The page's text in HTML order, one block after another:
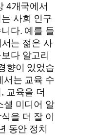
4개국에서
사회 인구
다. 예를 들
는 젊은 사
다 알고리
향이 있었습
서는 교육 수
교육을 더
셜 미디어 알
을 더 잘 이
동안 정치